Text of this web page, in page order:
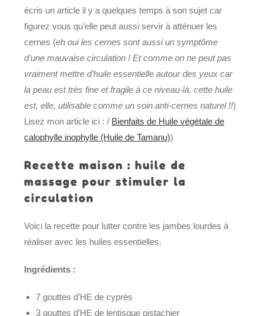
écris un article il y a quelques temps à son sujet car
figurez vous qu’elle peut aussi servir à atténuer les
cernes (eh oui les cernes sont aussi un symptôme
d’une mauvaise circulation ! Et comme on ne peut pas
vraiment mettre d’huile essentielle autour des yeux car
la peau est très fine et fragile à ce niveau-là, cette huile
est, elle, utilisable comme un soin anti-cernes naturel !!)
Lisez mon article ici : / Bienfaits de Huile végétale de
calophylle inophylle (Huile de Tamanu))
Recette maison : huile de
massage pour stimuler la
circulation
Voici la recette pour lutter contre les jambes lourdes à
réaliser avec les huiles essentielles.
Ingrédients :
7 gouttes d’HE de cyprès
3 gouttes d’HE de lentisque pistachier